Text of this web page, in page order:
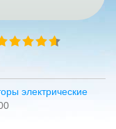
электрические